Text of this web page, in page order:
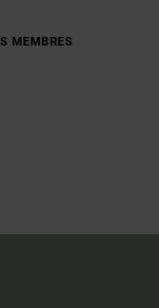
MEMBRES